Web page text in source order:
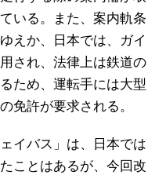
いる。また、案内軌条
えか、日本では、ガイ
され、法律上は鉄道の
ため、運転手には大型
免許が要求される。
イバス」は、日本では
ことはあるが、今回改